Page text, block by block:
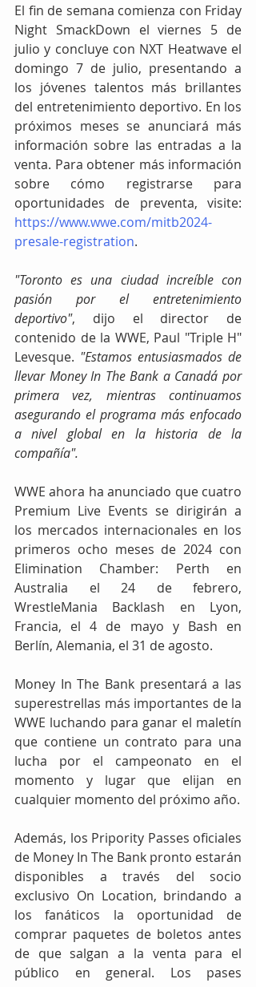
El fin de semana comienza con Friday
Night SmackDown el viernes 5 de
julio y concluye con NXT Heatwave el
domingo 7 de julio, presentando a
los jóvenes talentos más brillantes
del entretenimiento deportivo. En los
próximos meses se anunciará más
información sobre las entradas a la
venta. Para obtener más información
sobre cómo registrarse para
https://www.wwe.com/mitb2024-
presale-registration.
"Toronto es una ciudad increíble con
pasión por el entretenimiento
deportivo", dijo el director de
contenido de la WWE, Paul "Triple H"
Levesque. "Estamos entusiasmados de
llevar Money In The Bank a Canadá por
primera vez, mientras continuamos
asegurando el programa más enfocado
a nivel global en la historia de la
compañía".
WWE ahora ha anunciado que cuatro
Premium Live Events se dirigirán a
los mercados internacionales en los
primeros ocho meses de 2024 con
Elimination Chamber: Perth en
Australia el 24 de febrero,
WrestleMania Backlash en Lyon,
Francia, el 4 de mayo y Bash en
Berlín, Alemania, el 31 de agosto.
Money In The Bank presentará a las
superestrellas más importantes de la
WWE luchando para ganar el maletín
que contiene un contrato para una
lucha por el campeonato en el
momento y lugar que elijan en
cualquier momento del próximo año.
Además, los Pripority Passes oficiales
de Money In The Bank pronto estarán
disponibles a través del socio
exclusivo On Location, brindando a
los fanáticos la oportunidad de
comprar paquetes de boletos antes
de que salgan a la venta para el
público en general. Los pases